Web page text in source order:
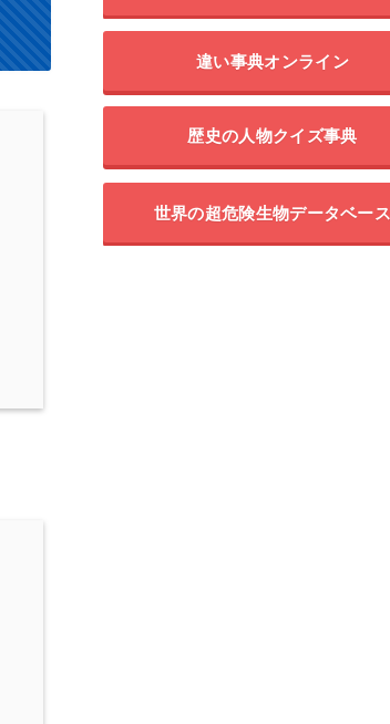
違い事典オンライン
歴史の人物クイズ事典
世界の超危険生物データベース